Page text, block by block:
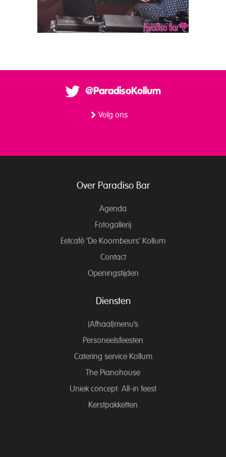
@ParadisoKollum
Volg ons
Over Paradiso Bar
Agenda
Fotogallerij
Eetcafé ‘De Koornbeurs’ Kollum
Contact
Openingstijden
Diensten
(Afhaal)menu’s
Personeelsfeesten
Catering service Kollum
The Pianohouse
Uniek concept: All-in feest
Kerstpakketten